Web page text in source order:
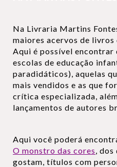
Na Livraria Martins
maiores acervos de
Aqui é possível encontrar
escolas de educação
paradidáticos), aquelas
mais vendidos e as que
crítica especializada,
lançamentos de autores
Aqui você poderá
O monstro das cores, dos
gostam, títulos com